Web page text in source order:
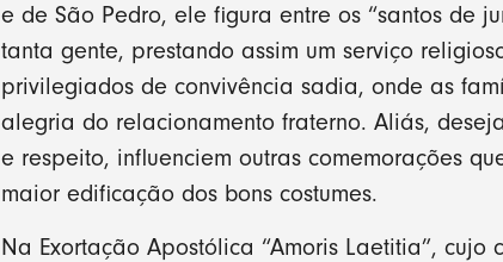
e de São Pedro, ele figura entre os “santos de
tanta gente, prestando assim um serviço
privilegiados de convivência sadia, onde as
alegria do relacionamento fraterno. Aliás,
e respeito, influenciem outras comemorações
maior edificação dos bons costumes.
Na Exortação Apostólica “Amoris Laetitia”, cujo